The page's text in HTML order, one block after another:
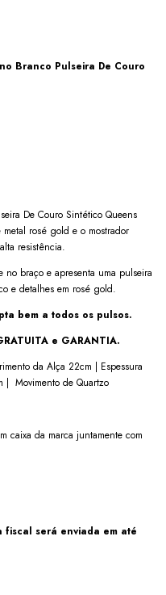
Branco Pulseira De Couro
De Couro Sintético Queens
rosé gold e o mostrador
resistência.
no braço e apresenta uma pulseira
e detalhes em rosé gold.
bem a todos os pulsos.
e GARANTIA.
da Alça 22cm | Espessura
| Movimento de Quartzo
caixa da marca juntamente com
será enviada em até